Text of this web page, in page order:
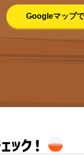
Googleマップ
ク！